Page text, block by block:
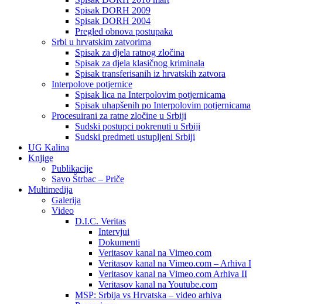
Spisak DORH 2009
Spisak DORH 2004
Pregled obnova postupaka
Srbi u hrvatskim zatvorima
Spisak za djela ratnog zločina
Spisak za djela klasičnog kriminala
Spisak transferisanih iz hrvatskih zatvora
Interpolove potjernice
Spisak lica na Interpolovim potjernicama
Spisak uhapšenih po Interpolovim potjernicama
Procesuirani za ratne zločine u Srbiji
Sudski postupci pokrenuti u Srbiji
Sudski predmeti ustupljeni Srbiji
UG Kalina
Knjige
Publikacije
Savo Štrbac – Priče
Multimedija
Galerija
Video
D.I.C. Veritas
Intervjui
Dokumenti
Veritasov kanal na Vimeo.com
Veritasov kanal na Vimeo.com – Arhiva I
Veritasov kanal na Vimeo.com Arhiva II
Veritasov kanal na Youtube.com
MSP: Srbija vs Hrvatska – video arhiva